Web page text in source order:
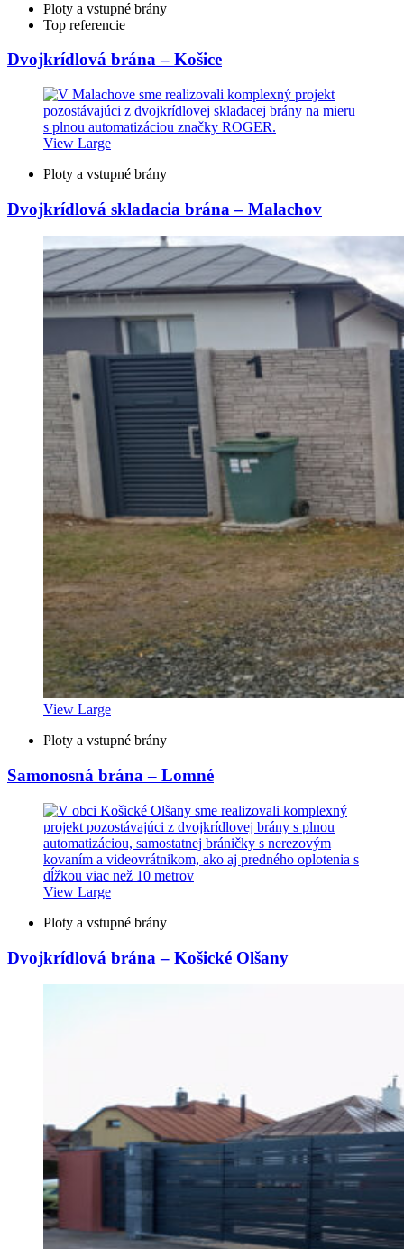
Ploty a vstupné brány
Top referencie
Dvojkrídlová brána – Košice
View Large
Ploty a vstupné brány
Dvojkrídlová skladacia brána – Malachov
View Large
Ploty a vstupné brány
Samonosná brána – Lomné
View Large
Ploty a vstupné brány
Dvojkrídlová brána – Košické Olšany